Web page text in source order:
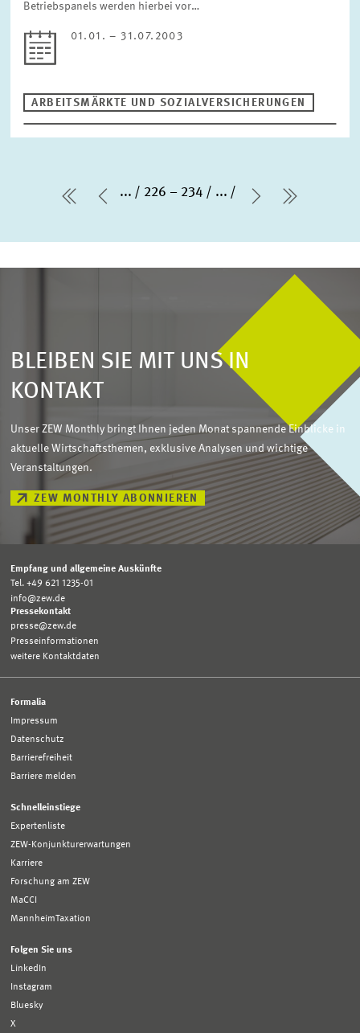
Betriebspanels werden hierbei vor…
01.01. – 31.07.2003
ARBEITSMÄRKTE UND SOZIALVERSICHERUNGEN
erste Seite
Vorherige Seite
... 226 – 234 ...
Nächste
letzte
BLEIBEN SIE MIT UNS IN
KONTAKT
Unser ZEW Monthly bringt Ihnen jeden Monat spannende Einblicke in
aktuelle Wirtschaftsthemen, exklusive Analysen und wichtige
Veranstaltungen.
ZEW MONTHLY ABONNIEREN
Empfang und allgemeine Auskünfte
Tel. +49 621 1235-01
info@zew.de
Pressekontakt
presse@zew.de
Presseinformationen
weitere Kontaktdaten
Formalia
Impressum
Datenschutz
Barrierefreiheit
Barriere melden
Schnelleinstiege
Expertenliste
ZEW-Konjunkturerwartungen
Karriere
Forschung am ZEW
MaCCI
MannheimTaxation
Folgen Sie uns
LinkedIn
Instagram
Bluesky
X